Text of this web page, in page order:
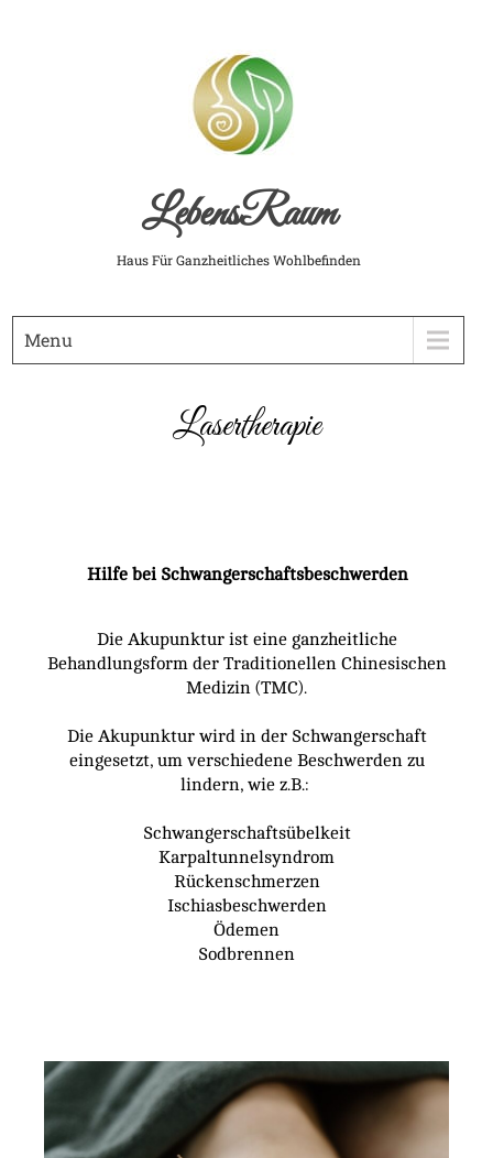
LebensRaum
Haus Für Ganzheitliches Wohlbefinden
Menu
Lasertherapie
Hilfe bei Schwangerschaftsbeschwerden
Die Akupunktur ist eine ganzheitliche
Behandlungsform der Traditionellen Chinesischen
Medizin (TMC).
Die Akupunktur wird in der Schwangerschaft
eingesetzt, um verschiedene Beschwerden zu
lindern, wie z.B.:
Schwangerschaftsübelkeit
Karpaltunnelsyndrom
Rückenschmerzen
Ischiasbeschwerden
Ödemen
Sodbrennen